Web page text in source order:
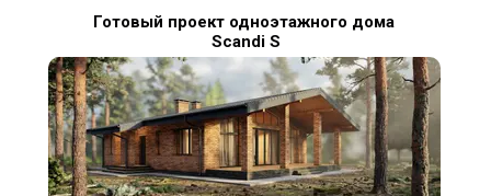
Готовый проект одноэтажного дома
Scandi S